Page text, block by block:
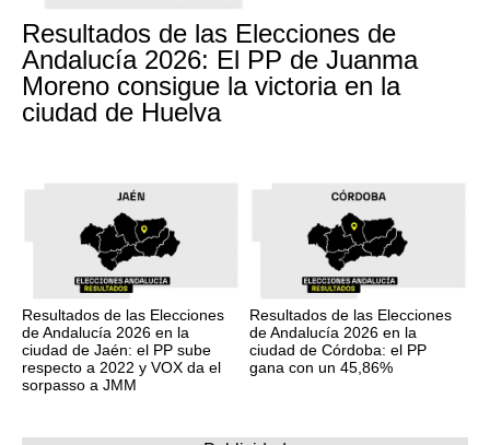
Resultados de las Elecciones de
Andalucía 2026: El PP de Juanma
Moreno consigue la victoria en la
ciudad de Huelva
Resultados de las Elecciones
de Andalucía 2026 en la
ciudad de Jaén: el PP sube
respecto a 2022 y VOX da el
sorpasso a JMM
Resultados de las Elecciones
de Andalucía 2026 en la
ciudad de Córdoba: el PP
gana con un 45,86%